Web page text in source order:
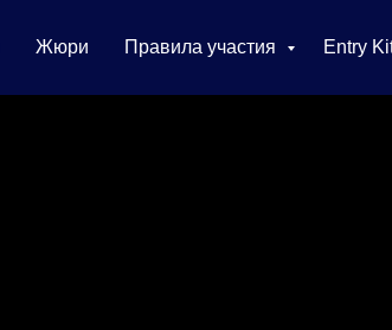
Жюри Правила участия Entry